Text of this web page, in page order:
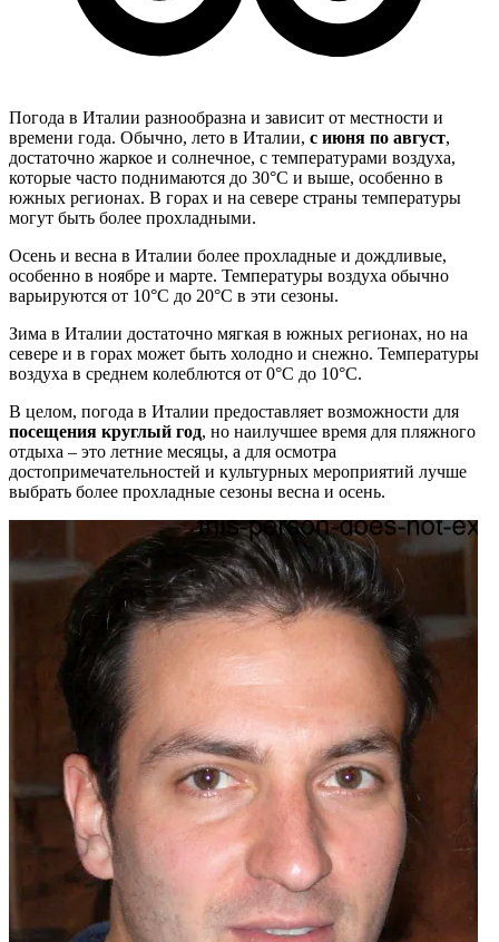
Погода в Италии разнообразна и зависит от местности и
времени года. Обычно, лето в Италии, с июня по август,
достаточно жаркое и солнечное, с температурами воздуха,
которые часто поднимаются до 30°C и выше, особенно в
южных регионах. В горах и на севере страны температуры
могут быть более прохладными.
Осень и весна в Италии более прохладные и дождливые,
особенно в ноябре и марте. Температуры воздуха обычно
варьируются от 10°C до 20°C в эти сезоны.
Зима в Италии достаточно мягкая в южных регионах, но на
севере и в горах может быть холодно и снежно. Температуры
воздуха в среднем колеблются от 0°C до 10°C.
В целом, погода в Италии предоставляет возможности для
посещения круглый год, но наилучшее время для пляжного
отдыха – это летние месяцы, а для осмотра
достопримечательностей и культурных мероприятий лучше
выбрать более прохладные сезоны весна и осень.